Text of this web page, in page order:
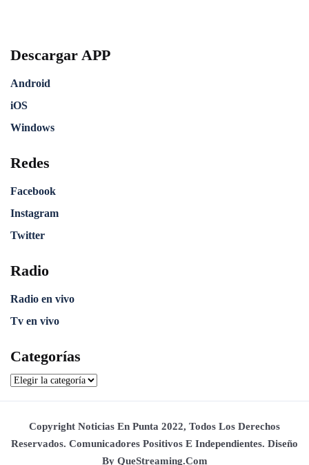
Descargar APP
Android
iOS
Windows
Redes
Facebook
Instagram
Twitter
Radio
Radio en vivo
Tv en vivo
Categorías
Copyright Noticias En Punta 2022, Todos Los Derechos
Reservados. Comunicadores Positivos E Independientes. Diseño
By QueStreaming.com